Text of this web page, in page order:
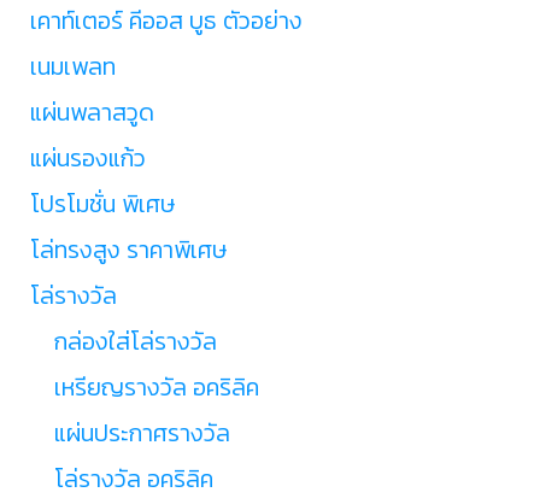
เคาท์เตอร์ คีออส บูธ ตัวอย่าง
เนมเพลท
แผ่นพลาสวูด
แผ่นรองแก้ว
โปรโมชั่น พิเศษ
โล่ทรงสูง ราคาพิเศษ
โล่รางวัล
กล่องใส่โล่รางวัล
เหรียญรางวัล อคริลิค
แผ่นประกาศรางวัล
โล่รางวัล อคริลิค